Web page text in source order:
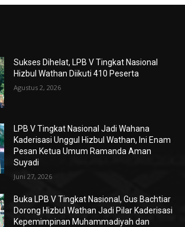
Sukses Dihelat, LPB V Tingkat Nasional
Hizbul Wathan Diikuti 410 Peserta
Agustus 2, 2026
LPB V Tingkat Nasional Jadi Wahana
Kaderisasi Unggul Hizbul Wathan, Ini Enam
Pesan Ketua Umum Ramanda Aman
Suyadi
Juni 27, 2026
Buka LPB V Tingkat Nasional, Gus Bachtiar
Dorong Hizbul Wathan Jadi Pilar Kaderisasi
Kepemimpinan Muhammadiyah dan